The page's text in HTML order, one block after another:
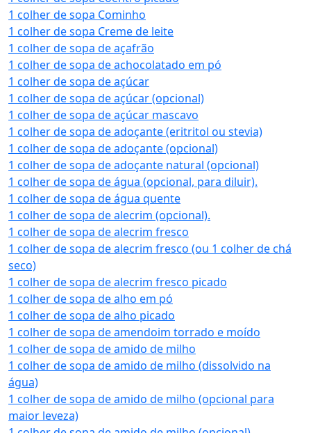
1 colher de sopa Cominho
1 colher de sopa Creme de leite
1 colher de sopa de açafrão
1 colher de sopa de achocolatado em pó
1 colher de sopa de açúcar
1 colher de sopa de açúcar (opcional)
1 colher de sopa de açúcar mascavo
1 colher de sopa de adoçante (eritritol ou stevia)
1 colher de sopa de adoçante (opcional)
1 colher de sopa de adoçante natural (opcional)
1 colher de sopa de água (opcional, para diluir).
1 colher de sopa de água quente
1 colher de sopa de alecrim (opcional).
1 colher de sopa de alecrim fresco
1 colher de sopa de alecrim fresco (ou 1 colher de chá
seco)
1 colher de sopa de alecrim fresco picado
1 colher de sopa de alho em pó
1 colher de sopa de alho picado
1 colher de sopa de amendoim torrado e moído
1 colher de sopa de amido de milho
1 colher de sopa de amido de milho (dissolvido na
água)
1 colher de sopa de amido de milho (opcional para
maior leveza)